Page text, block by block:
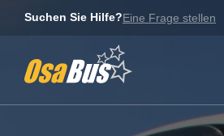
Suchen Sie Hilfe?Eine Frage stellen